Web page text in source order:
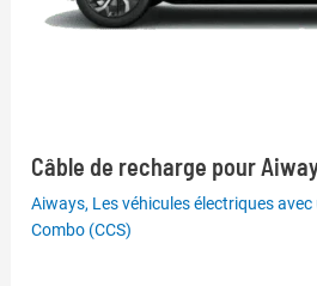
Câble de recharge pour
Aiways, Les véhicules électriques avec
Combo (CCS)